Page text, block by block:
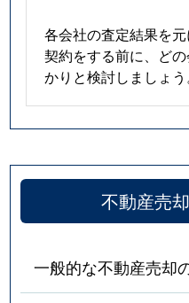
各会社の査定結果を元
契約をする前に、ど
かりと検討しましょう
不動産売
一般的な不動産売却